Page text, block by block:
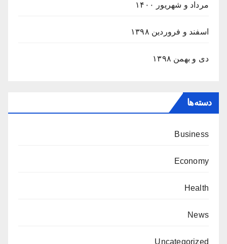
مرداد و شهریور ۱۴۰۰
اسفند و فروردین ۱۳۹۸
دی و بهمن ۱۳۹۸
دسته‌ها
Business
Economy
Health
News
Uncategorized